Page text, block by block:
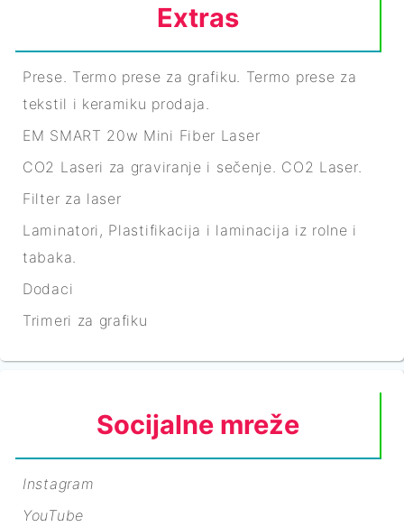
Extras
Prese. Termo prese za grafiku. Termo prese za
tekstil i keramiku prodaja.
EM SMART 20w Mini Fiber Laser
CO2 Laseri za graviranje i sečenje. CO2 Laser.
Filter za laser
Laminatori, Plastifikacija i laminacija iz rolne i
tabaka.
Dodaci
Trimeri za grafiku
Socijalne mreže
Instagram
YouTube